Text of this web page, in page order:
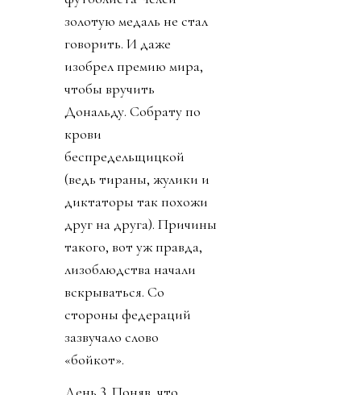
два года изо всей
шершавости языка
полирует филейную
часть президента США.
И турнир новый
изобрел, и кубок в офис
привез, и за украденную
лидером мира у
футболиста Челси
золотую медаль не стал
говорить. И даже
изобрел премию мира,
чтобы вручить
Дональду. Собрату по
крови
беспредельщицкой